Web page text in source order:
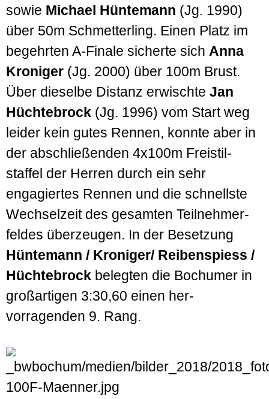
sowie Michael Hünte­mann (Jg. 1990)
über 50m Schmetterling. Einen Platz im
begehrten A-Finale sicherte sich Anna
Kroniger (Jg. 2000) über 100m Brust.
Über dieselbe Distanz erwischte Jan
Hüchte­brock (Jg. 1996) vom Start weg
leider kein gutes Rennen, konnte aber in
der ab­schließenden 4x100m Freistil­
staffel der Herren durch ein sehr
engagiertes Rennen und die schnellste
Wechsel­zeit des gesamten Teilnehmer­
feldes überzeugen. In der Besetzung
Hünte­mann / Kroniger/ Reiben­spiess /
Hüchte­brock belegten die Bochumer in
groß­artigen 3:30,60 einen her­
vorragenden 9. Rang.